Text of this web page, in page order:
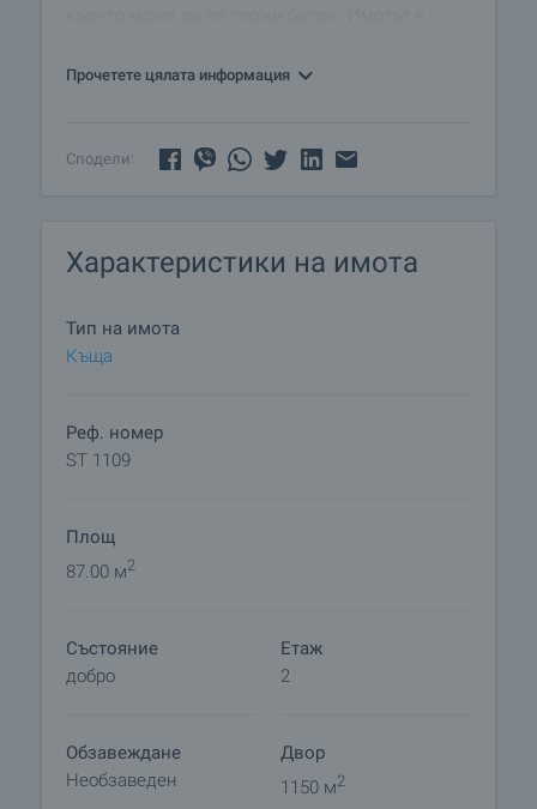
освежаване и модернизиране.
е на твърдо гориво.
двора има навес с площ от 50 кв.м.
Селото е добре устроено в него ще откриете
всичко необходимо като: магазин, кафене,
Районът е подходящ за селски туризъм, лов и
риболов.
Прочетете цялата информация
Сподели:
Характеристики на имота
Тип на имота
Къща
Реф. номер
ST 1109
Площ
87.00 м2
Състояние
добро
Етаж
2
Обзавеждане
Необзаведен
Двор
1150 м2